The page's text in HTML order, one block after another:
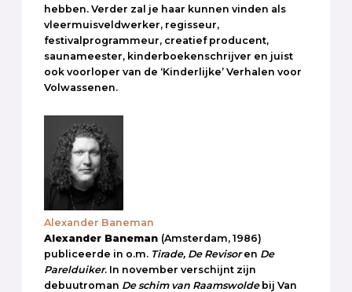
hebben. Verder zal je haar kunnen vinden als
vleermuisveldwerker, regisseur,
festivalprogrammeur, creatief producent,
saunameester, kinderboekenschrijver en juist
ook voorloper van de ‘Kinderlijke’ Verhalen voor
Volwassenen.
Alexander Baneman
Alexander Baneman (Amsterdam, 1986)
publiceerde in o.m. Tirade, De Revisoren De
Parelduiker. In november verschijnt zijn
debuutroman De schim van Raamswolde bij Van